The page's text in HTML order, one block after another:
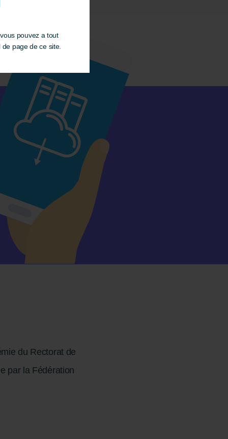
pouvez a tout
page de ce site.
du Rectorat de
par la Fédération